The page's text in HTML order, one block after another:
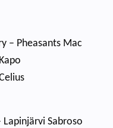
– Pheasants Mac
Sabroso